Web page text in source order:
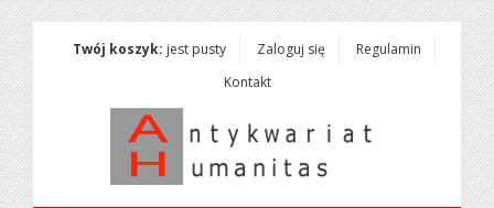
Twój koszyk: jest pusty Zaloguj się
Regulamin
Kontakt